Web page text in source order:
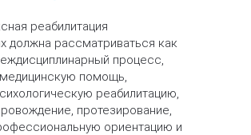
реабилитация
должна рассматриваться как
процесс,
помощь,
реабилитацию,
протезирование,
ориентацию и